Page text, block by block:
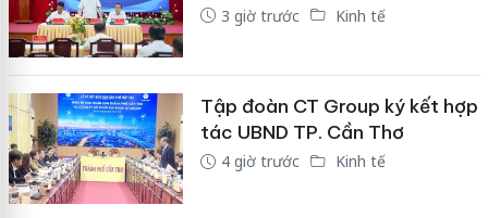
3 giờ trước Kinh tế
Tập đoàn CT Group ký kết hợp
tác UBND TP. Cần Thơ
4 giờ trước Kinh tế